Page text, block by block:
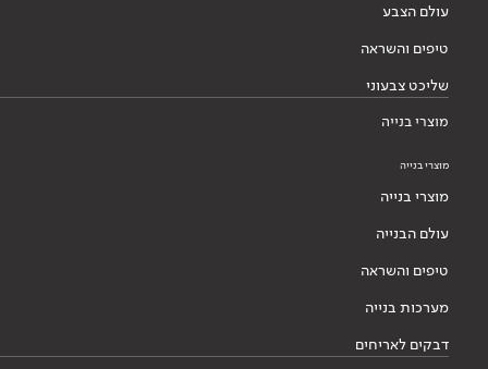
עולם הצבע
טיפים והשראה
שליכט צבעוני
מוצרי בנייה
מוצרי בנייה
מוצרי בנייה
עולם הבנייה
טיפים והשראה
מערכות בנייה
דבקים לאריחים